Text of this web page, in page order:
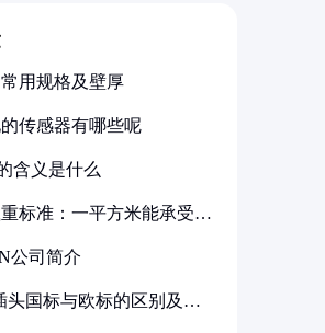
用规格及壁厚
传感器有哪些呢
含义是什么
标准：一平方米能承受多
公司简介
头国标与欧标的区别及其